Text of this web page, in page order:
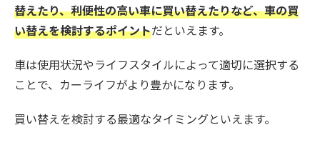
替えたり、利便性の高い車に買い替えたりなど、車の買
い替えを検討するポイントだといえます。
車は使用状況やライフスタイルによって適切に選択する
ことで、カーライフがより豊かになります。
買い替えを検討する最適なタイミングといえます。